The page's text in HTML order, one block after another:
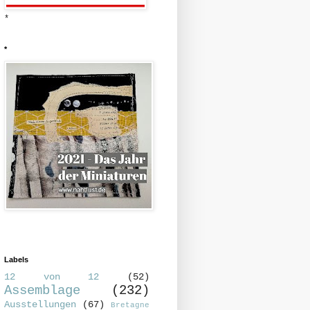
*
*
Labels
12 von 12 (52)
Assemblage (232)
Ausstellungen (67) Bretagne